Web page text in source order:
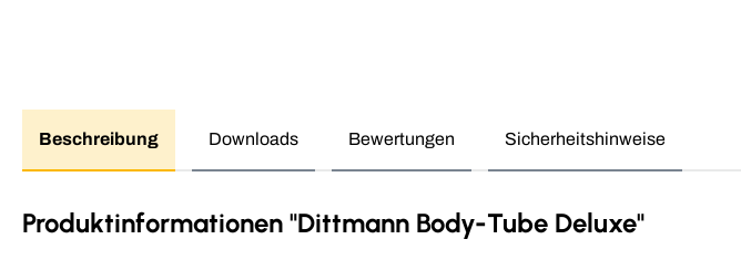
Beschreibung Downloads Bewertungen Sicherheitshinweise
Produktinformationen "Dittmann Body-Tube Deluxe"